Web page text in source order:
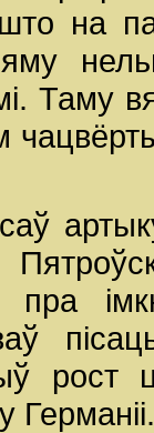
на
Таму
пра
рост